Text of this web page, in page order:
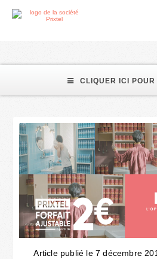
CLIQUER ICI POUR
Article publié le 7 décembre